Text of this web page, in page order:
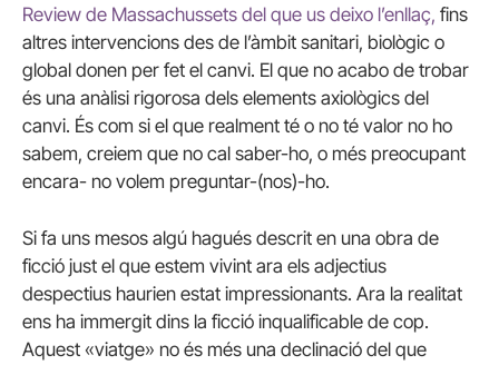
Review de Massachussets del que us deixo l’enllaç, fins
altres intervencions des de l’àmbit sanitari, biològic o
global donen per fet el canvi. El que no acabo de trobar
és una anàlisi rigorosa dels elements axiològics del
canvi. És com si el que realment té o no té valor no ho
sabem, creiem que no cal saber-ho, o més preocupant
encara- no volem preguntar-(nos)-ho.
Si fa uns mesos algú hagués descrit en una obra de
ficció just el que estem vivint ara els adjectius
despectius haurien estat impressionants. Ara la realitat
ens ha immergit dins la ficció inqualificable de cop.
Aquest «viatge» no és més una declinació del que